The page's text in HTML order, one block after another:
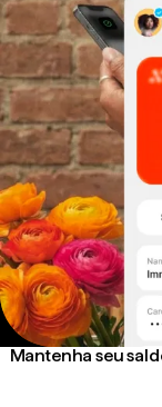
Mantenha seu